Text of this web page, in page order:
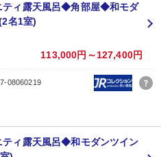
類豊富な【朝食バイキング】
のが好きなだけ楽しめます！
し巻き卵」「ドーナツ」
ァウンテン」
メニューの提供になります
心も身体も解きほぐされます。
り。
ィ露天風呂◆角部屋◆和モダ
名1室)
113,000円～127,400円
08060219
ィ露天風呂◆和モダンツイン